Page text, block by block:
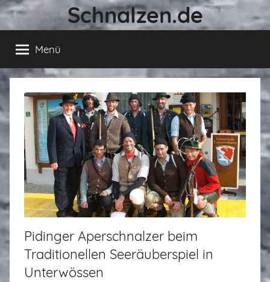
Zum
springen
Schnalzen.de
Menü
Pidinger Aperschnalzer beim
Traditionellen Seeräuberspiel in
Unterwössen